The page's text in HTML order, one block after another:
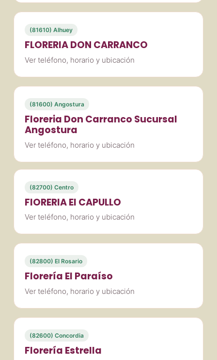
(81610) Alhuey
FLORERIA DON CARRANCO
Ver teléfono, horario y ubicación
(81600) Angostura
Floreria Don Carranco Sucursal
Angostura
Ver teléfono, horario y ubicación
(82700) Centro
FlORERIA El CAPULLO
Ver teléfono, horario y ubicación
(82800) El Rosario
Florería El Paraíso
Ver teléfono, horario y ubicación
(82600) Concordia
Florería Estrella